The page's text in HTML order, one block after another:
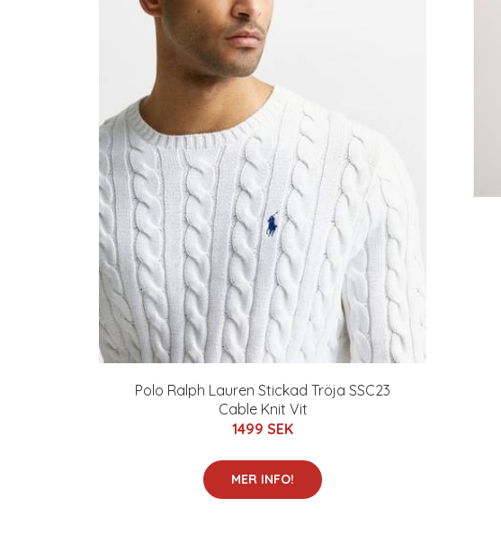
Polo Ralph Lauren Stickad Tröja SSC23
Cable Knit Vit
1499 SEK
MER INFO!